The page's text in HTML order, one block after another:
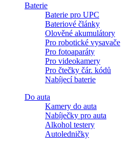
Baterie
Baterie pro UPC
Bateriové články
Olověné akumulátory
Pro robotické vysavače
Pro fotoaparáty
Pro videokamery
Pro čtečky čár. kódů
Nabíjecí baterie
Do auta
Kamery do auta
Nabíječky pro auta
Alkohol testery
Autoledničky